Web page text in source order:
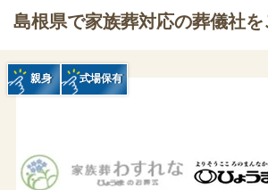
島根県で家族葬対応の葬儀社を
親身 式場保有